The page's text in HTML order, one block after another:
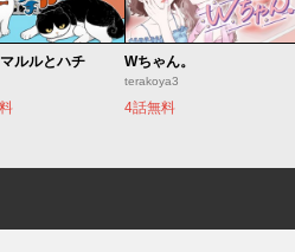
ルルとハチ Wちゃん。
terakoya3
4話無料